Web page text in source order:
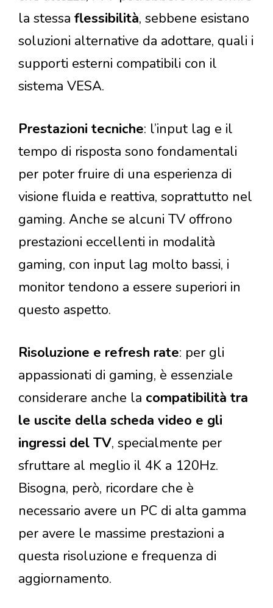
la stessa flessibilità, sebbene esistano
soluzioni alternative da adottare, quali i
supporti esterni compatibili con il
sistema VESA.
Prestazioni tecniche: l’input lag e il
tempo di risposta sono fondamentali
per poter fruire di una esperienza di
visione fluida e reattiva, soprattutto nel
gaming. Anche se alcuni TV offrono
prestazioni eccellenti in modalità
gaming, con input lag molto bassi, i
monitor tendono a essere superiori in
questo aspetto.
Risoluzione e refresh rate: per gli
appassionati di gaming, è essenziale
considerare anche la compatibilità tra
le uscite della scheda video e gli
ingressi del TV, specialmente per
sfruttare al meglio il 4K a 120Hz.
Bisogna, però, ricordare che è
necessario avere un PC di alta gamma
per avere le massime prestazioni a
questa risoluzione e frequenza di
aggiornamento.